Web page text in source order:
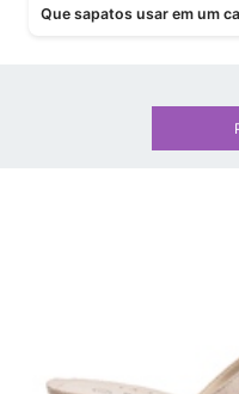
Que sapatos usar em um